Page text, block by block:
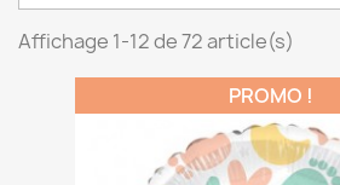
Affichage 1-12 de 72 article(s)
PROMO !